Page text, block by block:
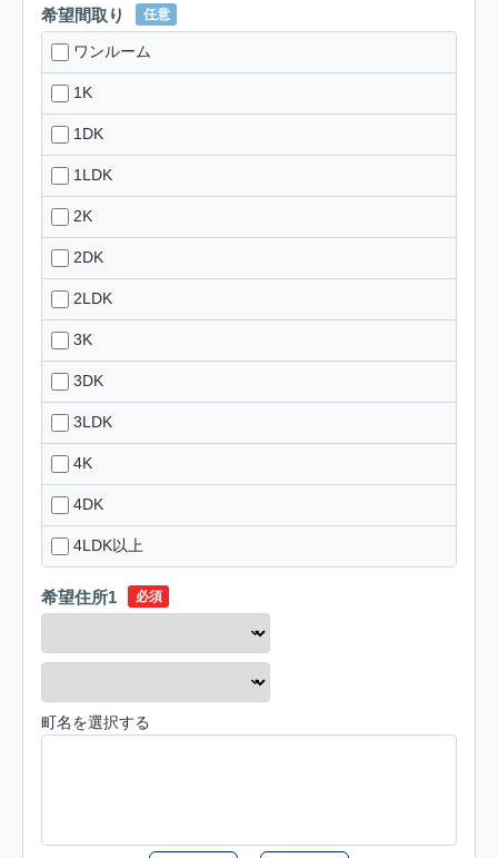
希望間取り 任意
ワンルーム
1K
1DK
1LDK
2K
2DK
2LDK
3K
3DK
3LDK
4K
4DK
4LDK以上
希望住所1 必須
町名を選択する